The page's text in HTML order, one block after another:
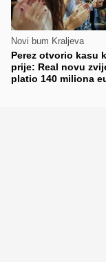
Novi bum Kraljeva
Perez otvorio kasu
prije: Real novu
platio 140 miliona